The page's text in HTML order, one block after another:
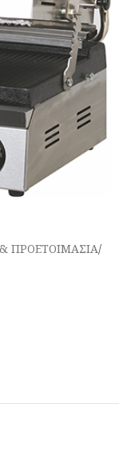
ΠΡΟΕΤΟΙΜΑΣΙΑ/